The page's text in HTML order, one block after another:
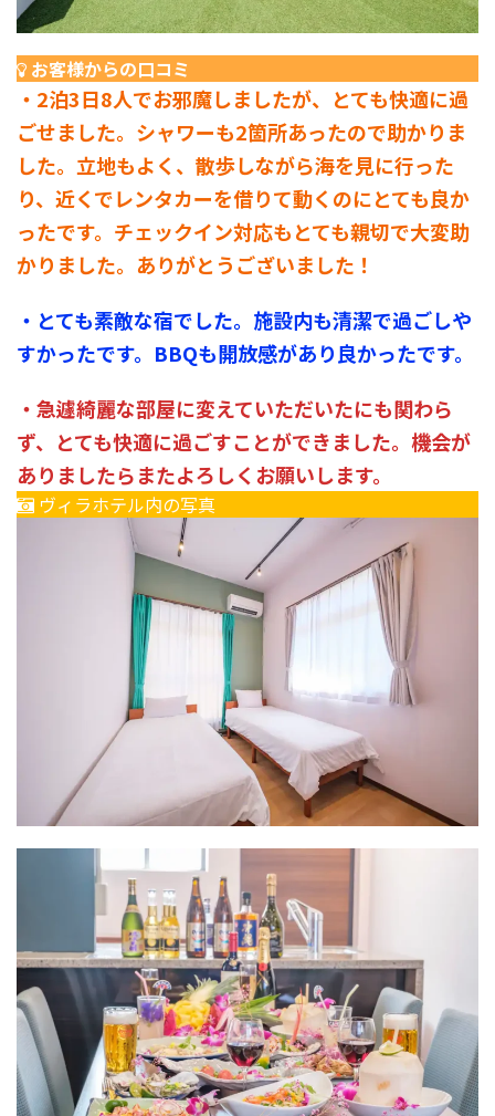
お客様からの口コミ
・2泊3日8人でお邪魔しましたが、とても快適に過
ごせました。シャワーも2箇所あったので助かりま
した。立地もよく、散歩しながら海を見に行った
り、近くでレンタカーを借りて動くのにとても良か
ったです。チェックイン対応もとても親切で大変助
かりました。ありがとうございました！
・とても素敵な宿でした。施設内も清潔で過ごしや
すかったです。BBQも開放感があり良かったです。
・急遽綺麗な部屋に変えていただいたにも関わら
ず、とても快適に過ごすことができました。機会が
ありましたらまたよろしくお願いします。
ヴィラホテル内の写真